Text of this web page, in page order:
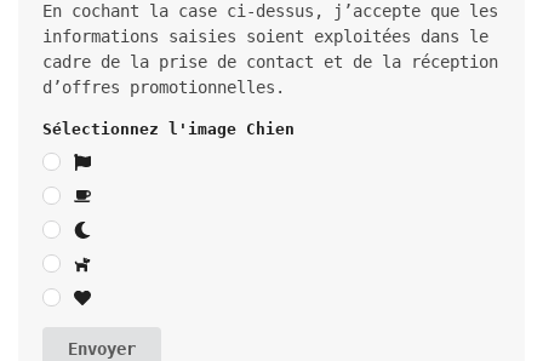
En cochant la case ci-dessus, j’accepte que les
informations saisies soient exploitées dans le
cadre de la prise de contact et de la réception
d’offres promotionnelles.
Sélectionnez l'image Chien
Envoyer